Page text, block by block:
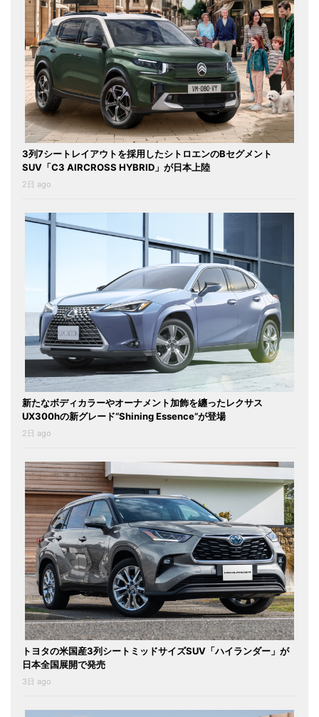
3列7シートレイアウトを採用したシトロエンのBセグメント
SUV「C3 AIRCROSS HYBRID」が日本上陸
2日 ago
新たなボディカラーやオーナメント加飾を纏ったレクサス
UX300hの新グレード“Shining Essence”が登場
2日 ago
トヨタの米国産3列シートミッドサイズSUV「ハイランダー」が
日本全国展開で発売
3日 ago